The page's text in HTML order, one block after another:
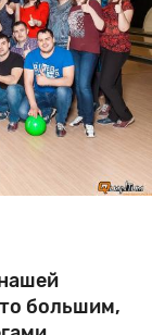
большим,